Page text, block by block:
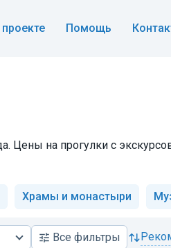
Помощь
Цены на прогулки с
Храмы и монастыри
Все фильтры